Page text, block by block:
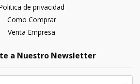
de privacidad
Como Comprar
Venta Empresa
a Nuestro Newsletter